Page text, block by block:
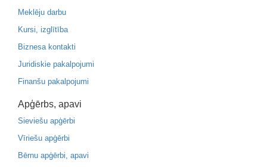
Meklēju darbu
Kursi, izglītība
Biznesa kontakti
Juridiskie pakalpojumi
Finanšu pakalpojumi
Apģērbs, apavi
Sieviešu apģērbi
Vīriešu apģērbi
Bērnu apģērbi, apavi